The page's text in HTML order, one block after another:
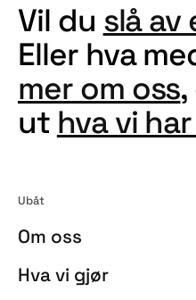
Vil du slå av
Eller hva
mer om oss
ut hva vi
Ubåt
Om oss
Hva vi gjør